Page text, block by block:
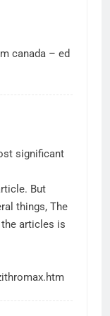
canada – ed
significant
But
things, The
articles is